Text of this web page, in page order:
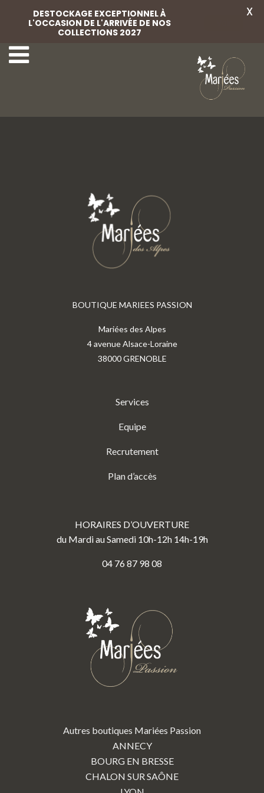
Libelle test
BOUTIQUE MARIEES PASSION
Mariées des Alpes
4 avenue Alsace-Loraine
38000 GRENOBLE
Services
Equipe
Recrutement
Plan d’accès
HORAIRES D’OUVERTURE
du Mardi au Samedi 10h-12h 14h-19h
04 76 87 98 08
Autres boutiques Mariées Passion
ANNECY
BOURG EN BRESSE
CHALON SUR SAÔNE
DESTOCKAGE EXCEPTIONNEL À
L'OCCASION DE L'ARRIVÉE DE NOS
COLLECTIONS 2027
X